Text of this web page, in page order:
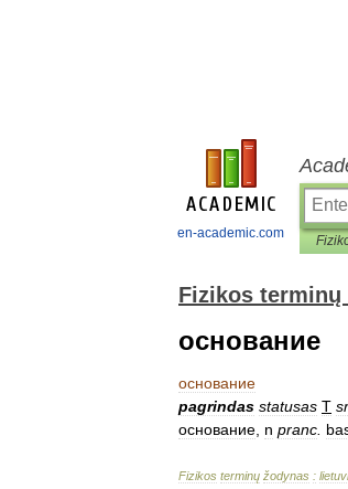
en-academic.com
Fizikos terminų
основание
основание
pagrindas statusas T
основание n pranc
Fizikos terminų žodynas :